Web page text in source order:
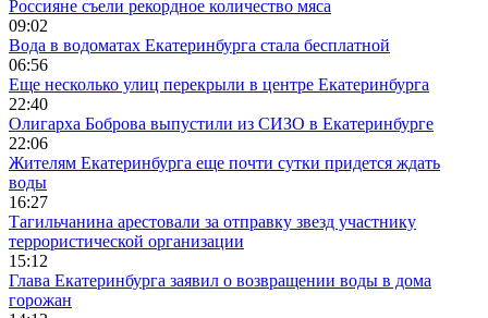
Россияне съели рекордное количество мяса
09:02
Вода в водоматах Екатеринбурга стала бесплатной
06:56
Еще несколько улиц перекрыли в центре Екатеринбурга
22:40
Олигарха Боброва выпустили из СИЗО в Екатеринбурге
22:06
Жителям Екатеринбурга еще почти сутки придется ждать
воды
16:27
Тагильчанина арестовали за отправку звезд участнику
террористической организации
15:12
Глава Екатеринбурга заявил о возвращении воды в дома
горожан